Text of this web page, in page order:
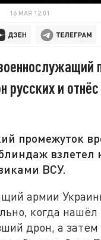
16 МАЯ 12:01
русских и отнёс
промежуток
взлетел
ВСУ.
армии
когда нашёл
дрон, а затем